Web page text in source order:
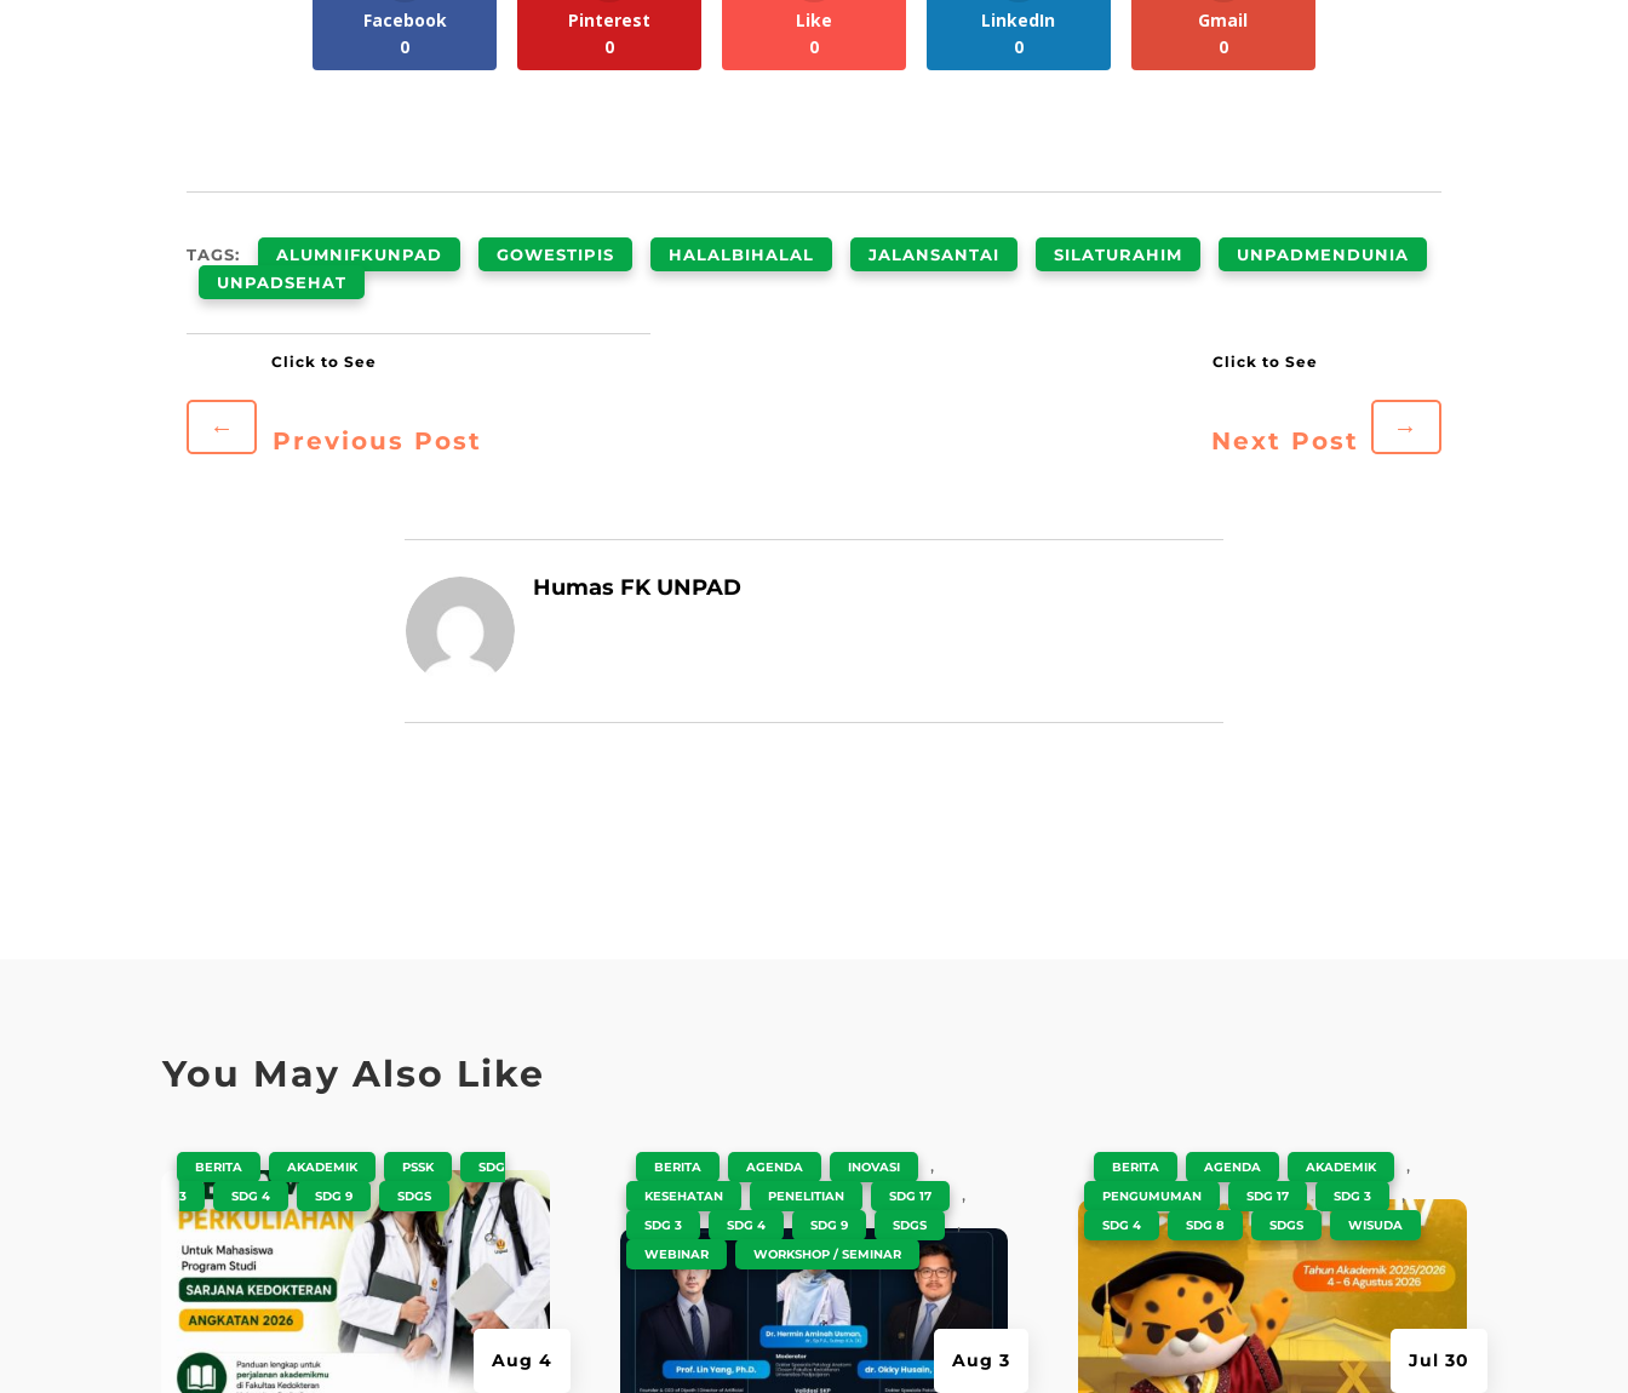
Facebook
0
Pinterest
0
Like
0
LinkedIn
0
Gmail
0
TAGS: ALUMNIFKUNPAD GOWESTIPIS HALALBIHALAL JALANSANTAI SILATURAHIM
UNPADMENDUNIA
UNPADSEHAT
←
Previous Post Next Post
→
Humas FK UNPAD
You May Also Like
Aug 4
BERITA AKADEMIK PSSK
SDG
3
SDG 4 SDG 9 SDGS
Aug 3
BERITA AGENDA INOVASI ,
KESEHATAN PENELITIAN SDG 17 ,
SDG 3 SDG 4 SDG 9 SDGS ,
WEBINAR WORKSHOP / SEMINAR
Jul 30
BERITA AGENDA AKADEMIK ,
PENGUMUMAN SDG 17 SDG 3 ,
SDG 4 SDG 8 SDGS WISUDA